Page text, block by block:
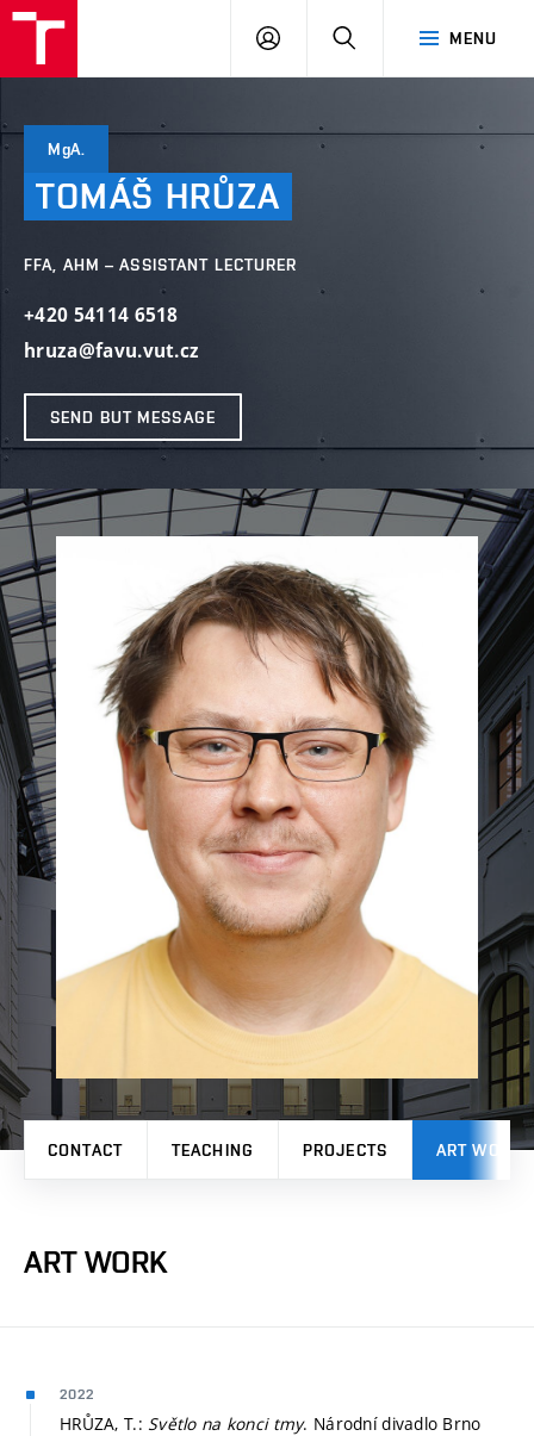
MENU
LOG
SEARCH
MgA.
TOMÁŠ HRŮZA
FFA, AHM – ASSISTANT LECTURER
+420 54114 6518
hruza@favu.vut.cz
SEND BUT MESSAGE
CONTACT TEACHING PROJECTS ART WORK
ART WORK
2022
HRŮZA, T.: Světlo na konci tmy. Národní divadlo Brno